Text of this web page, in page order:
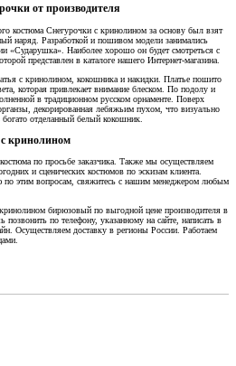
от производителя
костюма Снегурочки с кринолином за основу был взят
наряд. Разработкой и пошивом модели занимались
«Сударушка». Наиболее хорошо он будет смотреться с
представлен в каталоге нашего Интернет-магазина.
с кринолином, кокошника и накидки. Платье пошито
которая привлекает внимание блеском. По подолу и
в традиционном русском орнаменте. Поверх
декорированная лебяжьим пухом, что визуально
отделанный белый кокошник.
кринолином
по просьбе заказчика. Также мы осуществляем
и сценических костюмов по эскизам клиента.
по этим вопросам, свяжитесь с нашим менеджером любым
бирюзовый по выгодной цене производителя в
по телефону, указанному на сайте, написать в
Осуществляем доставку в регионы России. Работаем